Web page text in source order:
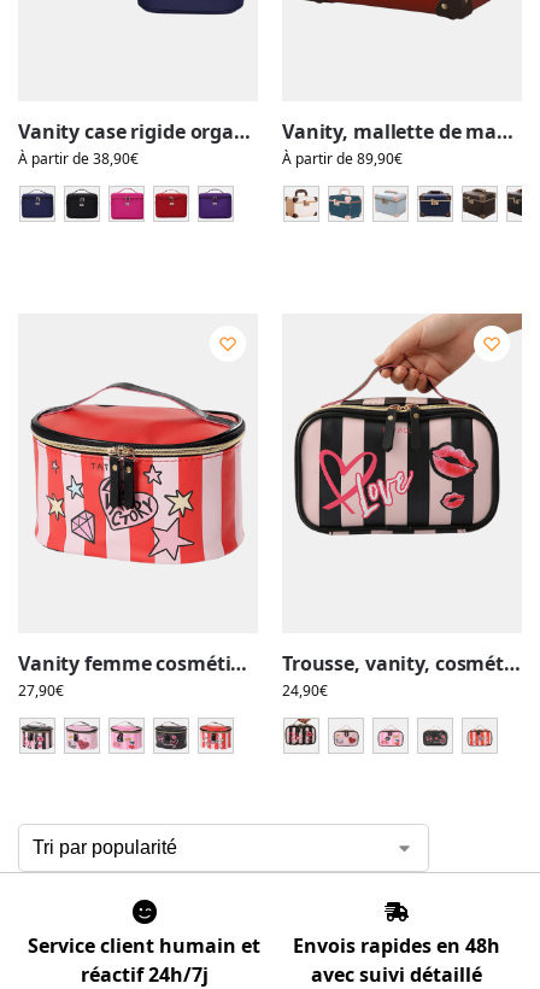
Vanity case rigide organisation, voyage, rangement, cosmétique, accessoires, compatible cadenas, homme, femme
À partir de38,90€
Vanity, mallette de maquillage, coiffeuse portable avec miroir et cadenas code
À partir de89,90€
Vanity femme cosmétique, maquillage, simple, fashion, rose
27,90€
Trousse, vanity, cosmétique maquillage femme, compartiment pinceaux
24,90€
Service client humain et
réactif 24h/7j
Envois rapides en 48h
avec suivi détaillé